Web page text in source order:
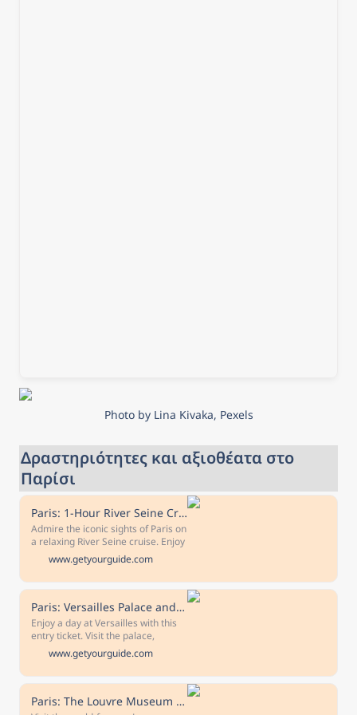
Photo by Lina Kivaka, Pexels
Δραστηριότητες και αξιοθέατα στο
Παρίσι
Paris: 1-Hour River Seine Cruise
Admire the iconic sights of Paris on
a relaxing River Seine cruise. Enjoy
audioguide commentary and learn
about sites such as the Eiffel Tower
and Notre Dame. Free cancellation
Cancel up to 24 hours in advance
for a full refund Reserve now & pay
later Keep your travel plans flexible
- book your spot and pay nothing
today.
www.getyourguide.com
Paris: Versailles Palace and Gardens Full Access Ticket
Enjoy a day at Versailles with this
entry ticket. Visit the palace,
Trianon, Marie Antoinette's Estate,
and gardens and see the famous
Musical Gardens or Fountain Show
with an optional upgrade. Free
cancellation Cancel up to 24 hours
in advance for a full refund Covid-
www.getyourguide.com
Paris: The Louvre Museum and Seine River Cruise